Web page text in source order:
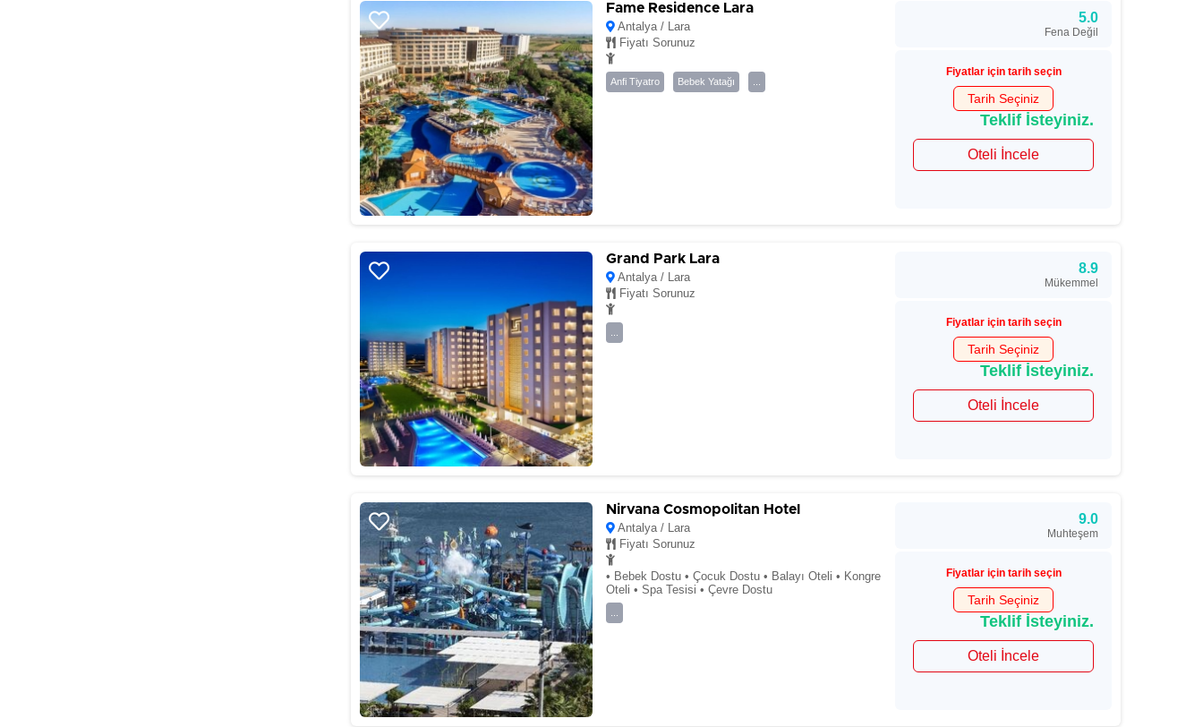
Fame Residence Lara
Antalya / Lara
Fiyatı Sorunuz
Anfi Tiyatro Bebek Yatağı
5.0
Fena Değil
Fiyatlar için tarih seçin
Tarih Seçiniz
Teklif İsteyiniz.
Oteli İncele
Grand Park Lara
Antalya / Lara
Fiyatı Sorunuz
8.9
Mükemmel
Fiyatlar için tarih seçin
Tarih Seçiniz
Teklif İsteyiniz.
Oteli İncele
Nirvana Cosmopolitan Hotel
Antalya / Lara
Fiyatı Sorunuz
• Bebek Dostu • Çocuk Dostu • Balayı Oteli • Kongre
Oteli • Spa Tesisi • Çevre Dostu
9.0
Muhteşem
Fiyatlar için tarih seçin
Tarih Seçiniz
Teklif İsteyiniz.
Oteli İncele